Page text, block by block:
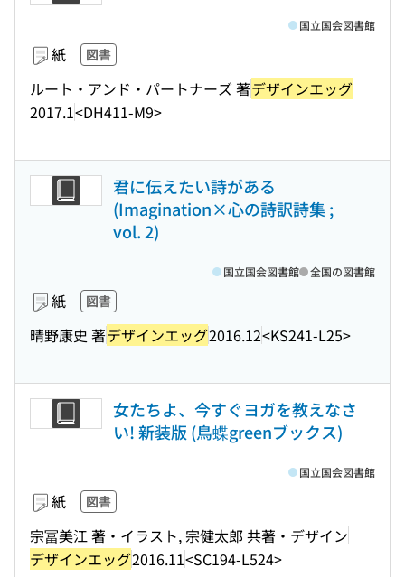
紙 図書
ルート・アンド・パートナーズ 著デザインエッグ
2017.1<DH411-M9>
国立国会図書館
君に伝えたい詩がある
(Imagination×心の詩訳詩集 ;
vol. 2)
紙 図書
晴野康史 著デザインエッグ2016.12<KS241-L25>
国立国会図書館 全国の図書館
女たちよ、今すぐヨガを教えなさ
い! 新装版 (鳥蝶greenブックス)
紙 図書
宗冨美江 著・イラスト, 宗健太郎 共著・デザイン
デザインエッグ2016.11<SC194-L524>
国立国会図書館